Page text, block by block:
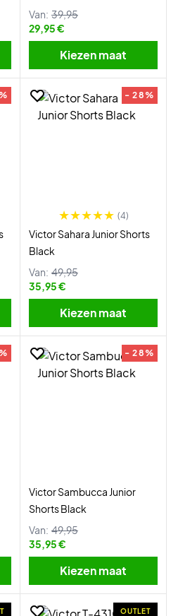
Van: 39,95
29,95 €
Kiezen maat
- 28%
(4)
Victor Sahara Junior Shorts
Black
Van: 49,95
35,95 €
Kiezen maat
- 28%
Victor Sambucca Junior
Shorts Black
Van: 49,95
35,95 €
Kiezen maat
OUTLET